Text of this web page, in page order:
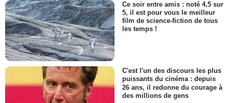
Ce soir entre amis : noté 4,5 sur
5, il est pour vous le meilleur
film de science-fiction de tous
les temps !
C'est l'un des discours les plus
puissants du cinéma : depuis
26 ans, il redonne du courage à
des millions de gens